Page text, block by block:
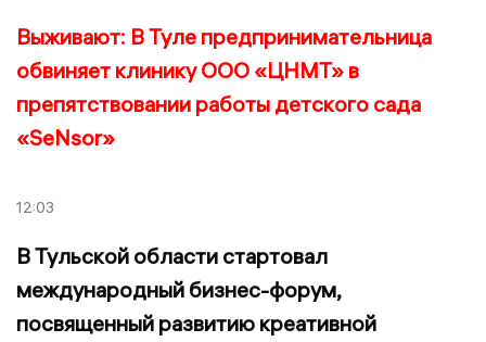
Выживают: В Туле предпринимательница
обвиняет клинику ООО «ЦНМТ» в
препятствовании работы детского сада
«SeNsor»
12:03
В Тульской области стартовал
международный бизнес-форум,
посвященный развитию креативной